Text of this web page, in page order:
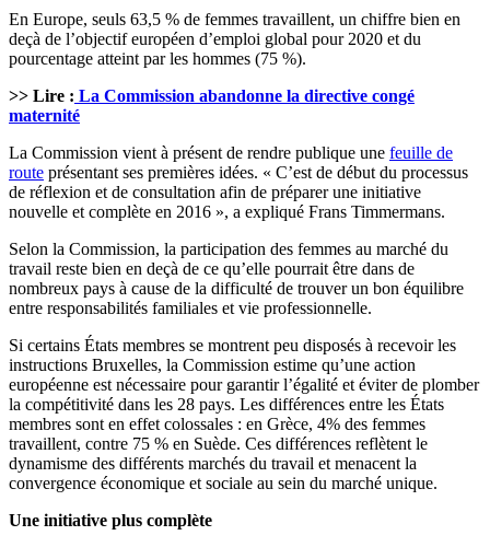
En Europe, seuls 63,5 % de femmes travaillent, un chiffre bien en
deçà de l’objectif européen d’emploi global pour 2020 et du
pourcentage atteint par les hommes (75 %).
>> Lire : La Commission abandonne la directive congé
maternité
La Commission vient à présent de rendre publique une feuille de
route présentant ses premières idées. « C’est de début du processus
de réflexion et de consultation afin de préparer une initiative
nouvelle et complète en 2016 », a expliqué Frans Timmermans.
Selon la Commission, la participation des femmes au marché du
travail reste bien en deçà de ce qu’elle pourrait être dans de
nombreux pays à cause de la difficulté de trouver un bon équilibre
entre responsabilités familiales et vie professionnelle.
Si certains États membres se montrent peu disposés à recevoir les
instructions Bruxelles, la Commission estime qu’une action
européenne est nécessaire pour garantir l’égalité et éviter de plomber
la compétitivité dans les 28 pays. Les différences entre les États
membres sont en effet colossales : en Grèce, 4% des femmes
travaillent, contre 75 % en Suède. Ces différences reflètent le
dynamisme des différents marchés du travail et menacent la
convergence économique et sociale au sein du marché unique.
Une initiative plus complète